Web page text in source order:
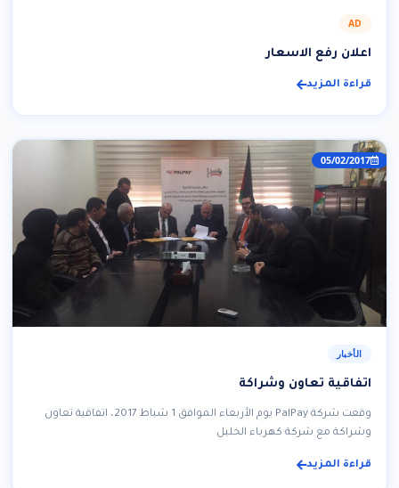
AD
اعلان رفع الاسعار
قراءة المزيد
05/02/2017
الأخبار
اتفاقية تعاون وشراكة
وقعت شركة PalPay يوم الأربعاء الموافق 1 شباط 2017، اتفاقية تعاون
وشراكة مع شركة كهرباء الخليل
قراءة المزيد